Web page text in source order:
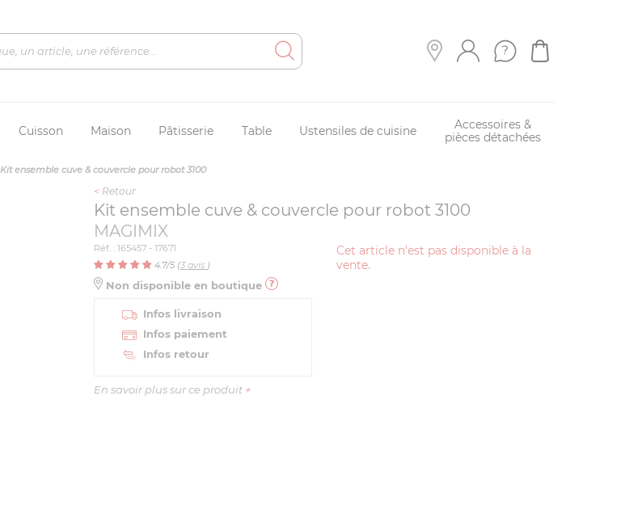
Cuisson Maison Pâtisserie Table Ustensiles de cuisine
Accessoires &
pièces détachées
Kit ensemble cuve & couvercle pour robot 3100
< Retour
Kit ensemble cuve & couvercle pour robot 3100
MAGIMIX
Cet article n'est pas disponible à la
vente.
Réf. : 165457 - 17671
4.7/5 (3 avis )
Non disponible en boutique
Infos livraison
Infos paiement
Infos retour
En savoir plus sur ce produit +